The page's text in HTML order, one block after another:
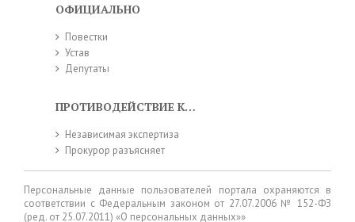
ОФИЦИАЛЬНО
Повестки
Устав
Депутаты
ПРОТИВОДЕЙСТВИЕ КОРРУПЦИИ
Независимая экспертиза
Прокурор разъясняет
Персональные данные пользователей портала охраняются в
соответствии с Федеральным законом от 27.07.2006 № 152-ФЗ
(ред. от 25.07.2011) «О персональных данных»»